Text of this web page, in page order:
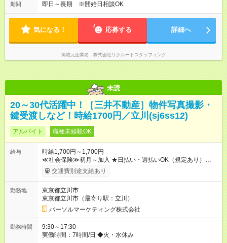
期間 即日～長期 ※開始日相談OK
気になる！ 応募する 詳細へ
掲載元企業名 株式会社リクルートスタッフィング
未読
20～30代活躍中！［三井不動産］物件写真撮影・
鍵受渡しなど！時給1700円／立川(sj6ss12)
アルバイト 職種未経験OK
給与
時給1,700円～1,700円
≪社会保険≫初月～加入 ★日払い・週払いOK（規定あり）
【試用期間】試用期間なし
交通費別途支給あり
勤務地
東京都立川市
東京都立川市（最寄り駅：立川）
パーソルマーケティング株式会社
勤務時間
9:30～17:30
実働時間：7時間/日 ◆火・水休み